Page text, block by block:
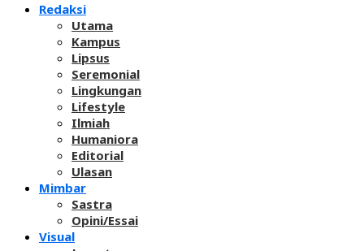
Redaksi
Utama
Kampus
Lipsus
Seremonial
Lingkungan
Lifestyle
Ilmiah
Humaniora
Editorial
Ulasan
Mimbar
Sastra
Opini/Essai
Visual